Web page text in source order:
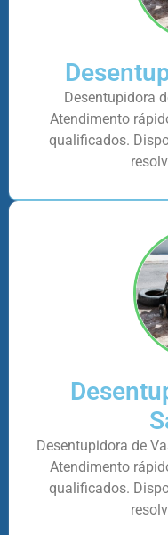
Desentupidora
Atendimento
qualificados.
Desentupidora de
Atendimento
qualificados.